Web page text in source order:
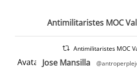
Antimilitaristes MOC
Antimilitaristes MOC
Avatar Jose Mansilla